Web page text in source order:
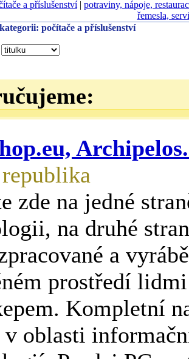
a příslušenství| potraviny, nápoje,
řemesla,
počítače a příslušenství
zde na jedné
na druhé
a
prostředí
Kompletní
v oblasti